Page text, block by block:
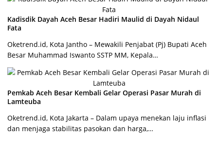
Kadisdik Dayah Aceh Besar Hadiri Maulid di Dayah Nidaul
Fata
Oketrend.id, Kota Jantho – Mewakili Penjabat (Pj) Bupati Aceh
Besar Muhammad Iswanto SSTP MM, Kepala…
Pemkab Aceh Besar Kembali Gelar Operasi Pasar Murah di
Lamteuba
Oketrend.id, Kota Jakarta – Dalam upaya menekan laju inflasi
dan menjaga stabilitas pasokan dan harga,…